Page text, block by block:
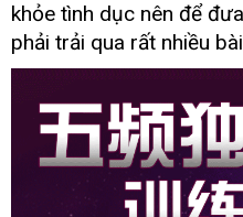
hd
-
Cốc
thủ
dâm
hệ
khỏe tình dục nên nước
ngoài
để
phải trải qua nhận
xét
rất nhiều